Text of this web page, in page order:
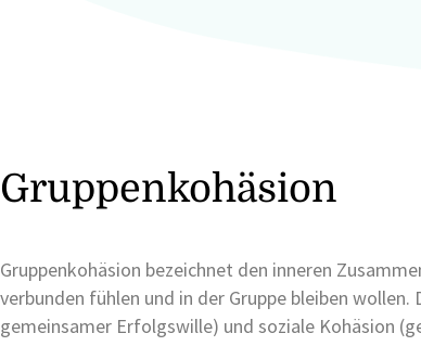
Gruppenkohäsion
Gruppenkohäsion bezeichnet den inneren
verbunden fühlen und in der Gruppe bleiben
gemeinsamer Erfolgswille) und soziale Kohäsion